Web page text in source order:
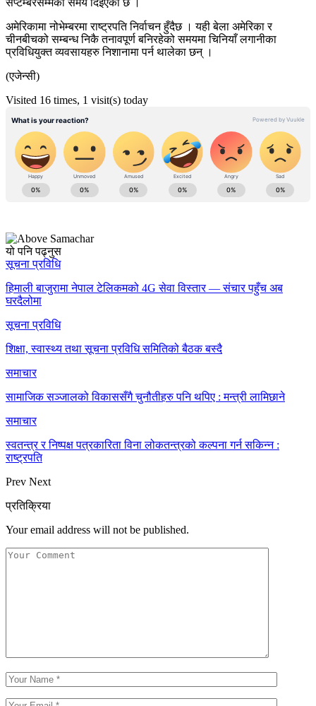
अमेरिकामा नोभेम्बरमा राष्ट्रपति निर्वाचन हुँदैछ । यही बेला अमेरिका र
चीनबीचको सम्बन्ध निकै तनावपूर्ण बनिरहेको समयमा चिनियाँ लगानीका
प्रविधियुक्त व्यवसायहरु निशानामा पर्न थालेका छन् ।
(एजेन्सी)
Visited 16 times, 1 visit(s) today
यो पनि पढ्नुस
सूचना प्रविधि
हिमाली बाजुरामा नेपाल टेलिकमको 4G सेवा विस्तार — संचार पहुँच अब
घरदैलोमा
सूचना प्रविधि
शिक्षा, स्वास्थ्य तथा सूचना प्रविधि समितिको बैठक बस्दै
समाचार
सामाजिक सञ्जालको विकाससँगै चुनौतीहरु पनि थपिए : मन्त्री लामिछाने
समाचार
स्वतन्त्र र निष्पक्ष पत्रकारिता विना लोकतन्त्रको कल्पना गर्न सकिन्न :
राष्ट्रपति
Prev Next
प्रतिक्रिया
Your email address will not be published.